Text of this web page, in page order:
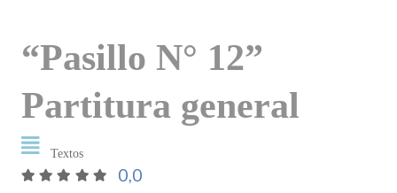
“Pasillo N° 12”
Partitura general
Textos
0,0